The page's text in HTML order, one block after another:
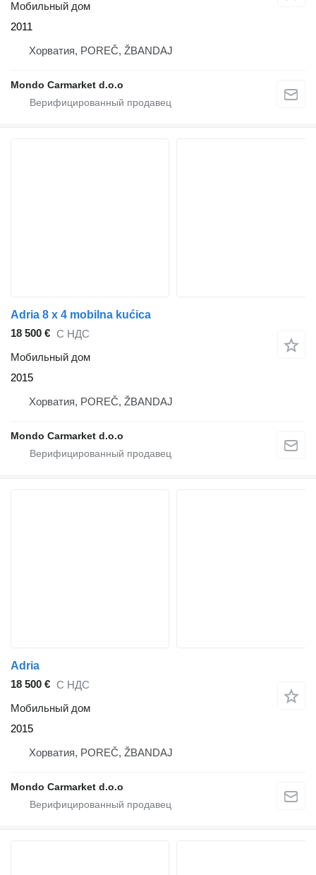
Мобильный дом
2011
Хорватия, POREČ, ŽBANDAJ
Mondo Carmarket d.o.o
Adria 8 x 4 mobilna kućica
18 500 € С НДС
Мобильный дом
2015
Хорватия, POREČ, ŽBANDAJ
Mondo Carmarket d.o.o
Adria
18 500 € С НДС
Мобильный дом
2015
Хорватия, POREČ, ŽBANDAJ
Mondo Carmarket d.o.o